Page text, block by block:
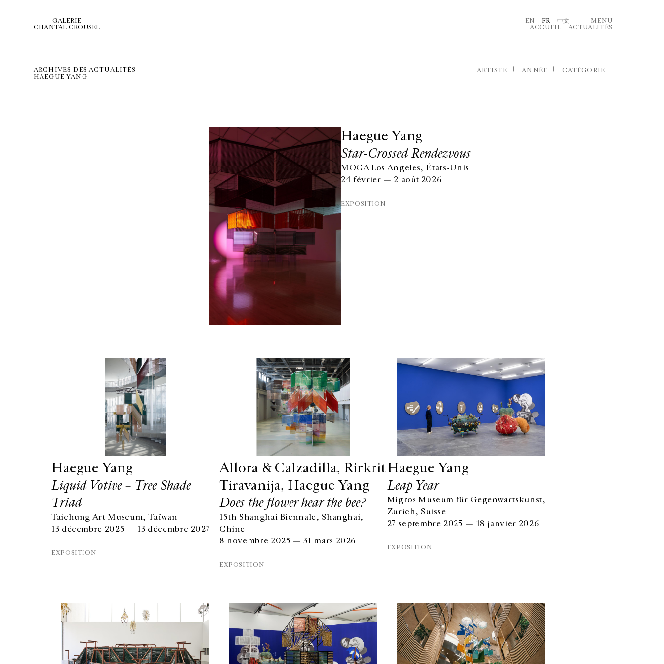
GALERIE
CHANTAL CROUSEL
EN FR 中文
MENU
ACCUEIL – ACTUALITÉS
ARCHIVES DES ACTUALITÉS
HAEGUE YANG
ARTISTE ANNÉE CATÉGORIE
Haegue Yang
Star-Crossed Rendezvous
MOCA Los Angeles, États-Unis
24 février — 2 août 2026
EXPOSITION
Haegue Yang
Liquid Votive – Tree Shade
Triad
Taichung Art Museum, Taïwan
13 décembre 2025 — 13 décembre 2027
EXPOSITION
Allora & Calzadilla, Rirkrit
Tiravanija, Haegue Yang
Does the flower hear the bee?
15th Shanghai Biennale, Shanghai,
Chine
8 novembre 2025 — 31 mars 2026
EXPOSITION
Haegue Yang
Leap Year
Migros Museum für Gegenwartskunst,
Zurich, Suisse
27 septembre 2025 — 18 janvier 2026
EXPOSITION